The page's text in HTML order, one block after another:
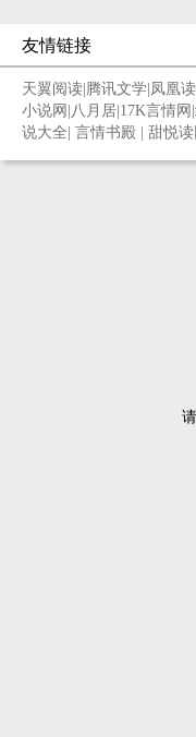
友情链接
天翼阅读 腾讯文学 凤凰
小说网 八月居 17K言情网
说大全 言情书殿 甜悦读